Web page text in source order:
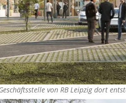
von RB Leipzig dort